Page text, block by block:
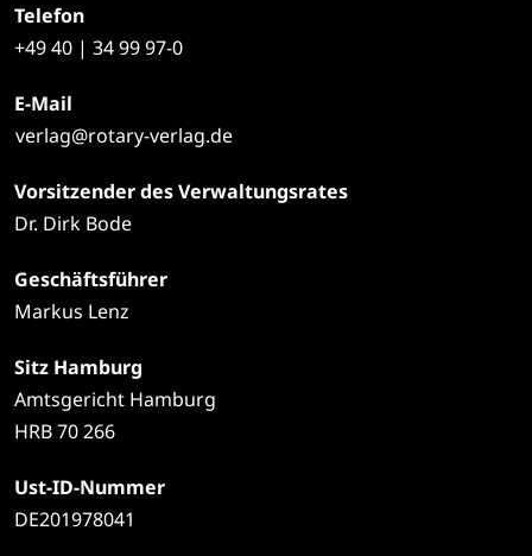
Telefon
+4940 | 34 99 97-0
E-Mail
verlag@rotary-verlag.de
Vorsitzender des Verwaltungsrates
Dr. Dirk Bode
Geschäftsführer
Markus Lenz
Sitz Hamburg
Amtsgericht Hamburg
HRB 70 266
Ust-ID-Nummer
DE201978041